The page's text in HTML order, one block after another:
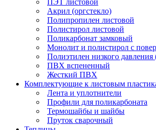
Акрил (оргстекло)
Полипропилен листовой
Полистирол листовой
Поликарбонат замковый
Монолит и полистирол с
Полиэтилен низкого
ПВХ вспененный
Жесткий ПВХ
Комплектующие к листовым
Лента и уплотнители
Профили для поликарбоната
Термошайбы и шайбы
Пруток сварочный